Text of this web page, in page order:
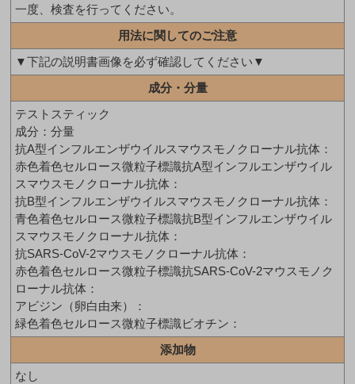
一度、検査を行ってください。
用法に関してのご注意
▼下記の説明書画像を必ず確認してください▼
成分・分量
テストスティック
成分：分量
抗A型インフルエンザウイルスマウスモノクローナル抗体：
赤色着色セルロース微粒子標識抗A型インフルエンザウイル
スマウスモノクローナル抗体：
抗B型インフルエンザウイルスマウスモノクローナル抗体：
青色着色セルロース微粒子標識抗B型インフルエンザウイル
スマウスモノクローナル抗体：
抗SARS-CoV-2マウスモノクローナル抗体：
赤色着色セルロース微粒子標識抗SARS-CoV-2マウスモノク
ローナル抗体：
アビジン（卵白由来）：
緑色着色セルロース微粒子標識ビオチン：
添加物
なし